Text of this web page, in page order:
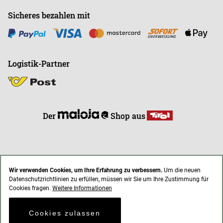
Wir verwenden Cookies, um Ihre Erfahrung zu verbessern. Um die neuen
Datenschutzrichtlinien zu erfüllen, müssen wir Sie um Ihre Zustimmung für
Cookies fragen. Weitere Informationen
Cookies zulassen
Sicheres bezahlen mit
Logistik-Partner
Der Shop aus
AGB Impressum Datenschutz
* Alle Preise inkl. gesetzl. Mehrwertsteuer zzgl. Versandkosten
© 2021 endless-riding.at. All Rights Reserved